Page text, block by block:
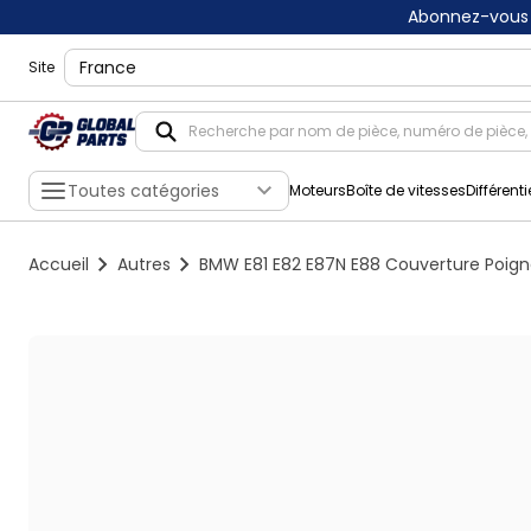
Abonnez-
Site shippingLocation
Toutes catégories MoteursBoîte de vitesses
Accueil Autres BMW E81 E82 E87N E88 Couverture